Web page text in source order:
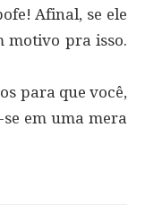
Afinal, se ele
motivo pra isso.
para que você,
em uma mera